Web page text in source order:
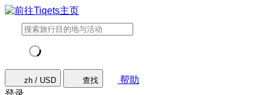
zh / USD 查找
帮助